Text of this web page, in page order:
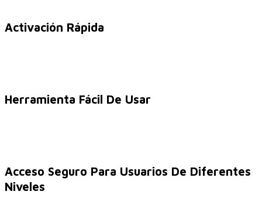
SAP SuccessFactors Training Education
Activación Rápida
Herramienta Fácil De Usar
Acceso Seguro Para Usuarios De Diferentes
Niveles